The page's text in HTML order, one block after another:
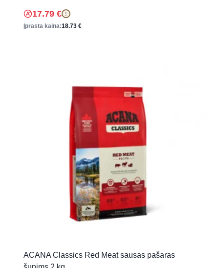
17.79 € !
Įprasta kaina:18.73 €
ACANA Classics Red Meat sausas pašaras